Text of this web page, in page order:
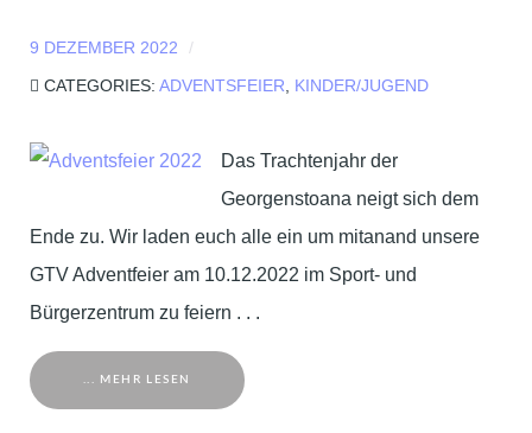
9 DEZEMBER 2022
CATEGORIES: ADVENTSFEIER, KINDER/JUGEND
Das Trachtenjahr der
Georgenstoana neigt sich dem
Ende zu. Wir laden euch alle ein um mitanand unsere
GTV Adventfeier am 10.12.2022 im Sport- und
Bürgerzentrum zu feiern . . .
... MEHR LESEN